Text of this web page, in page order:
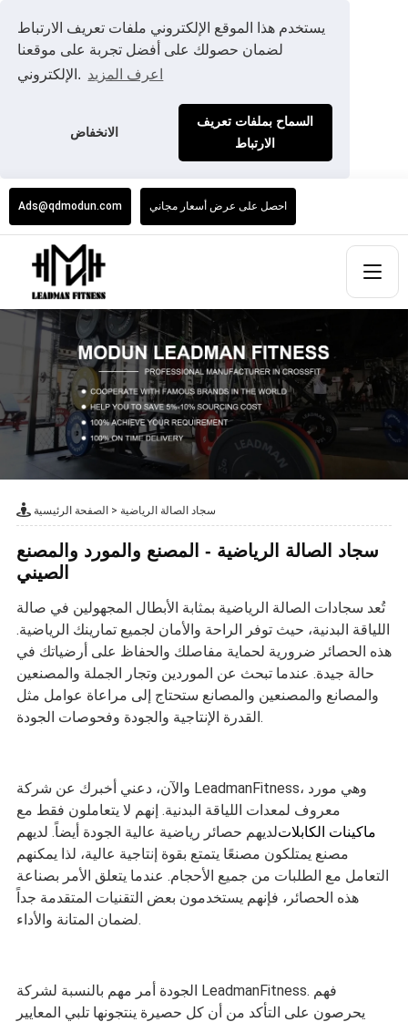
يستخدم هذا الموقع الإلكتروني ملفات تعريف الارتباط
لضمان حصولك على أفضل تجربة على موقعنا
الإلكتروني. اعرف المزيد
الانخفاض
السماح بملفات تعريف
الارتباط
Ads@qdmodun.com احصل على عرض أسعار مجاني
الصفحة الرئيسية> سجاد الصالة الرياضية
سجاد الصالة الرياضية - المصنع والمورد والمصنع
الصيني
تُعد سجادات الصالة الرياضية بمثابة الأبطال المجهولين في صالة
اللياقة البدنية، حيث توفر الراحة والأمان لجميع تمارينك الرياضية.
هذه الحصائر ضرورية لحماية مفاصلك والحفاظ على أرضياتك في
حالة جيدة. عندما تبحث عن الموردين وتجار الجملة والمصنعين
والمصانع والمصنعين والمصانع ستحتاج إلى مراعاة عوامل مثل
القدرة الإنتاجية والجودة وفحوصات الجودة.
والآن، دعني أخبرك عن شركة LeadmanFitness، وهي مورد
معروف لمعدات اللياقة البدنية. إنهم لا يتعاملون فقط مع
ماكينات الكابلاتلديهم حصائر رياضية عالية الجودة أيضاً. لديهم
مصنع يمتلكون مصنعًا يتمتع بقوة إنتاجية عالية، لذا يمكنهم
التعامل مع الطلبات من جميع الأحجام. عندما يتعلق الأمر بصناعة
هذه الحصائر، فإنهم يستخدمون بعض التقنيات المتقدمة جداً
لضمان المتانة والأداء.
الجودة أمر مهم بالنسبة لشركة LeadmanFitness. فهم
يحرصون على التأكد من أن كل حصيرة ينتجونها تلبي المعايير